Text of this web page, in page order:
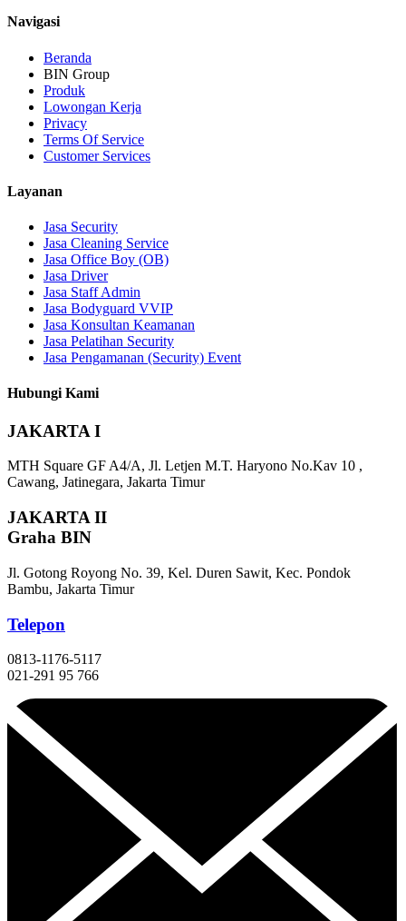
Navigasi
Beranda
BIN Group
Produk
Lowongan Kerja
Privacy
Terms Of Service
Customer Services
Layanan
Jasa Security
Jasa Cleaning Service
Jasa Office Boy (OB)
Jasa Driver
Jasa Staff Admin
Jasa Bodyguard VVIP
Jasa Konsultan Keamanan
Jasa Pelatihan Security
Jasa Pengamanan (Security) Event
Hubungi Kami
JAKARTA I
MTH Square GF A4/A, Jl. Letjen M.T. Haryono No.Kav 10 ,
Cawang, Jatinegara, Jakarta Timur
JAKARTA II
Graha BIN
Jl. Gotong Royong No. 39, Kel. Duren Sawit, Kec. Pondok
Bambu, Jakarta Timur
Telepon
0813-1176-5117
021-291 95 766